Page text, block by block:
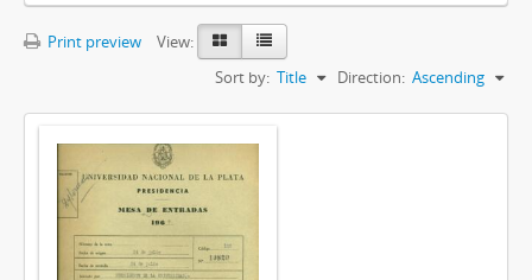
Print preview
View:
Sort by: Title Direction: Ascending